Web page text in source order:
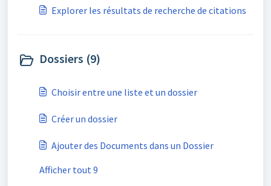
Explorer les résultats de recherche de citations
Dossiers (9)
Choisir entre une liste et un dossier
Créer un dossier
Ajouter des Documents dans un Dossier
Afficher tout 9